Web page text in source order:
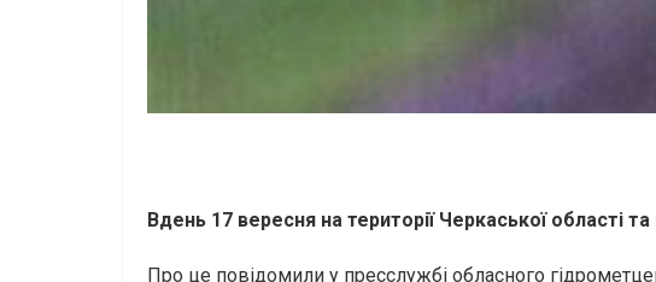
Вдень 17 вересня на території Черкаської області
Про це повідомили у пресслужбі обласного